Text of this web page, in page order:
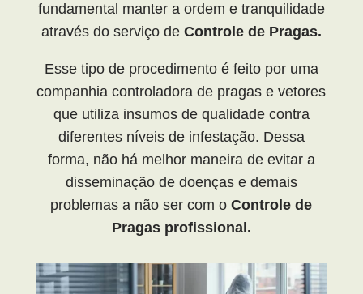
fundamental manter a ordem e tranquilidade
através do serviço de Controle de Pragas.
Esse tipo de procedimento é feito por uma
companhia controladora de pragas e vetores
que utiliza insumos de qualidade contra
diferentes níveis de infestação. Dessa
forma, não há melhor maneira de evitar a
disseminação de doenças e demais
problemas a não ser com o Controle de
Pragas profissional.